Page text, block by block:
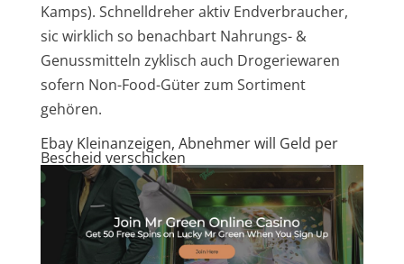
Kamps). Schnelldreher aktiv Endverbraucher,
sic wirklich so benachbart Nahrungs- &
Genussmitteln zyklisch auch Drogeriewaren
sofern Non-Food-Güter zum Sortiment
gehören.
Ebay Kleinanzeigen, Abnehmer will Geld per
Bescheid verschicken